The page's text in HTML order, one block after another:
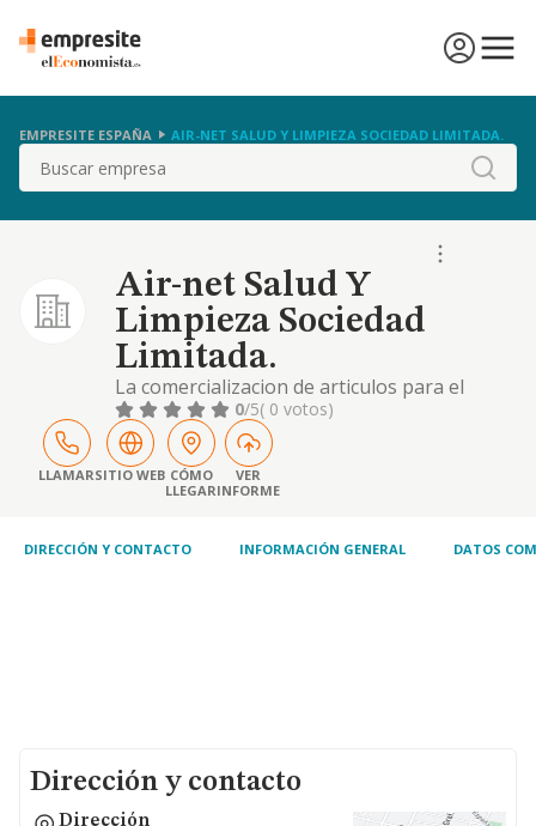
EMPRESITE ESPAÑA AIR-NET SALUD Y LIMPIEZA SOCIEDAD LIMITADA.
Buscar
Air-net Salud Y
Limpieza Sociedad
Limitada.
La comercializacion de articulos para el
equipamiento del hogar y el comercio. la
venta de productos de drogueria, limpieza,
perfumeria y cosmeticos.
0/5( 0 votos)
LLAMARSITIO WEB CÓMO
LLEGAR
VER
INFORME
DIRECCIÓN Y CONTACTO INFORMACIÓN GENERAL DATOS
Dirección y contacto
Dirección